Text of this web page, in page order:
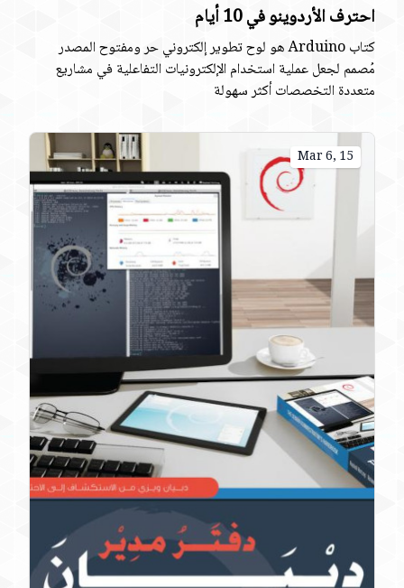
احترف الأردوينو في 10 أيام
كتاب Arduino هو لوح تطوير إلكتروني حر ومفتوح المصدر
مُصمم لجعل عملية استخدام الإلكترونيات التفاعلية في مشاريع
متعددة التخصصات أكثر سهولة
Mar 6, 15